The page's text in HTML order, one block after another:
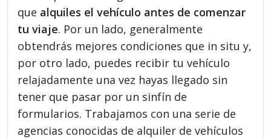
que alquiles el vehículo antes de comenzar
tu viaje. Por un lado, generalmente
obtendrás mejores condiciones que in situ y,
por otro lado, puedes recibir tu vehículo
relajadamente una vez hayas llegado sin
tener que pasar por un sinfín de
formularios. Trabajamos con una serie de
agencias conocidas de alquiler de vehículos